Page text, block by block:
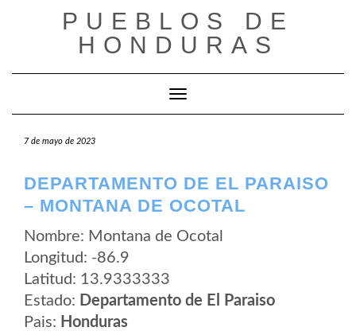
PUEBLOS DE
HONDURAS
Cambiar modo de navegación
7 de mayo de 2023
DEPARTAMENTO DE EL PARAISO
– MONTANA DE OCOTAL
Nombre: Montana de Ocotal
Longitud: -86.9
Latitud: 13.9333333
Estado: Departamento de El Paraiso
Pais: Honduras